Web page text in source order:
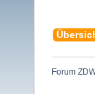
Forum